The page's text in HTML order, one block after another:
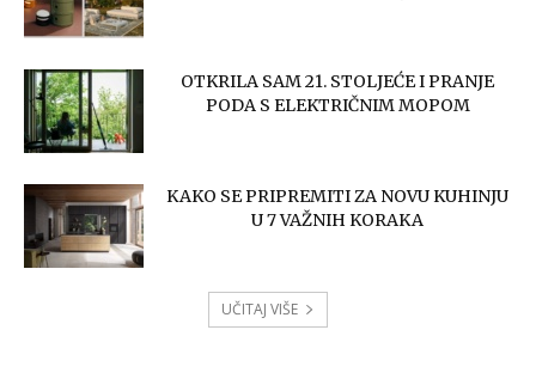
OTKRILA SAM 21. STOLJEĆE I PRANJE
PODA S ELEKTRIČNIM MOPOM
KAKO SE PRIPREMITI ZA NOVU KUHINJU
U 7 VAŽNIH KORAKA
UČITAJ VIŠE